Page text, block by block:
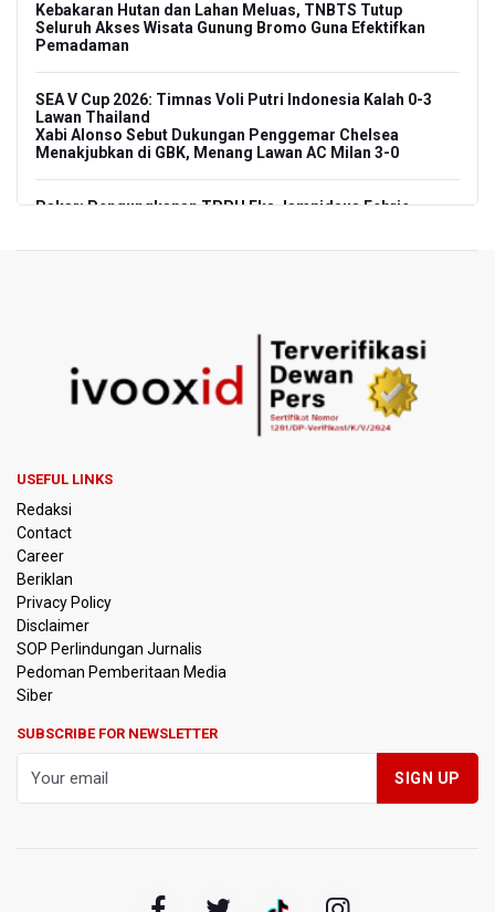
Kebakaran Hutan dan Lahan Meluas, TNBTS Tutup
Seluruh Akses Wisata Gunung Bromo Guna Efektifkan
Pemadaman
SEA V Cup 2026: Timnas Voli Putri Indonesia Kalah 0-3
Lawan Thailand
Xabi Alonso Sebut Dukungan Penggemar Chelsea
Menakjubkan di GBK, Menang Lawan AC Milan 3-0
Pakar: Pengungkapan TPPU Eks Jampidsus Febrie
BPIP: Satu Siswa Sekolah Rakyat Jadi Calon Paskibraka
Nasional
Kemarau Panjang, BNPB Minta Kalbar Tinjau Perda Bakar
Sekolah Rakyat Tahun 2027
Pemprov DKI Jakarta Pastikan Data Pajak dan Aset
Daerah Aman dari Kebakaran Bapenda
Pertumbuhan Ekonomi 5,3 Persen Belum Cukup
Dongkrak Optimisme Pasar, Ekonom Sebut Investor
Masih Selektif
Anggota DPR Desak Polisi Usut Tuntas Temuan Ratusan
Amnesty International Kecam Penangkapan Dua
USEFUL LINKS
Redaksi
Contact
Career
Beriklan
Privacy Policy
Disclaimer
SOP Perlindungan Jurnalis
Pedoman Pemberitaan Media
Siber
SUBSCRIBE FOR NEWSLETTER